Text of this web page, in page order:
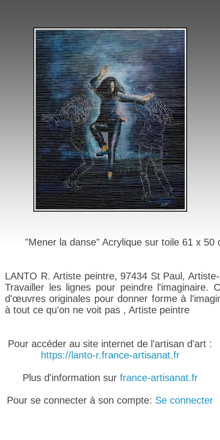
"Mener la danse" Acrylique sur toile 61 x 50
LANTO R. Artiste peintre, 97434 St Paul,
Travailler les lignes pour peindre l'imaginaire.
d'œuvres originales pour donner forme à
à tout ce qu'on ne voit pas , Artiste peintre
Pour accéder au site internet de l'artisan d'art :
https://lanto-r.france-artisanat.fr
Plus d'information sur france-artisanat.fr
Pour se connecter à son compte: Se connecter